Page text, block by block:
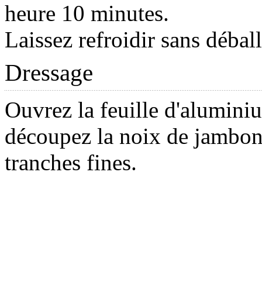
heure 10 minutes.
Laissez refroidir sans
Dressage
Ouvrez la feuille
découpez la noix de
tranches fines.